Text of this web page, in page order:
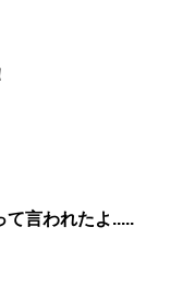
言われたよ.....